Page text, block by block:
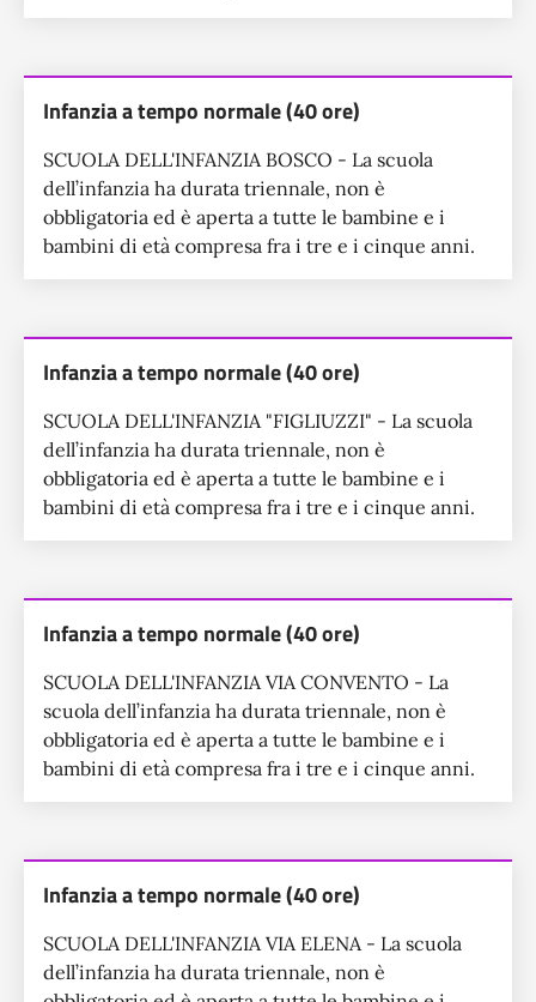
Infanzia a tempo normale (40 ore)
SCUOLA DELL'INFANZIA BOSCO - La scuola
dell’infanzia ha durata triennale, non è
obbligatoria ed è aperta a tutte le bambine e i
bambini di età compresa fra i tre e i cinque anni.
Infanzia a tempo normale (40 ore)
SCUOLA DELL'INFANZIA "FIGLIUZZI" - La scuola
dell’infanzia ha durata triennale, non è
obbligatoria ed è aperta a tutte le bambine e i
bambini di età compresa fra i tre e i cinque anni.
Infanzia a tempo normale (40 ore)
SCUOLA DELL'INFANZIA VIA CONVENTO - La
scuola dell’infanzia ha durata triennale, non è
obbligatoria ed è aperta a tutte le bambine e i
bambini di età compresa fra i tre e i cinque anni.
Infanzia a tempo normale (40 ore)
SCUOLA DELL'INFANZIA VIA ELENA - La scuola
dell’infanzia ha durata triennale, non è